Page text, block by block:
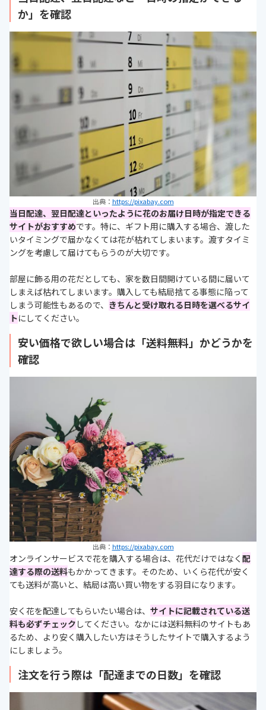
か」を確認
出典： https://pixabay.com
当日配達、翌日配達といったように花のお届け日時が指定できる
サイトがおすすめです。特に、ギフト用に購入する場合、渡した
いタイミングで届かなくては花が枯れてしまいます。渡すタイミ
ングを考慮して届けてもらうのが大切です。
部屋に飾る用の花だとしても、家を数日間開けている間に届いて
しまえば枯れてしまいます。購入しても結局捨てる事態に陥って
しまう可能性もあるので、 きちんと受け取れる日時を選べるサイ
トにしてください。
安い価格で欲しい場合は「送料無料」かどうかを
確認
出典： https://pixabay.com
オンラインサービスで花を購入する場合は、花代だけではなく 配
達する際の送料もかかってきます。そのため、いくら花代が安く
ても送料が高いと、結局は高い買い物をする羽目になります。
安く花を配達してもらいたい場合は、 サイトに記載されている送
料も必ずチェック してください。なかには送料無料のサイトもあ
るため、より安く購入したい方はそうしたサイトで購入するよう
にしましょう。
注文を行う際は「配達までの日数」を確認